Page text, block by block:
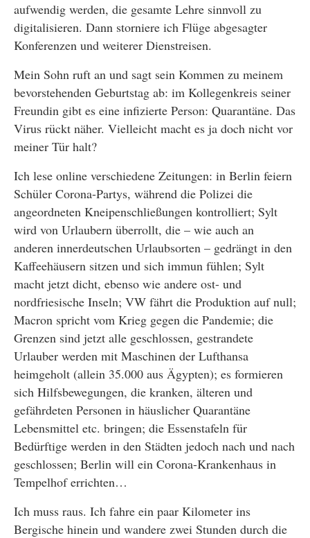
aufwendig werden, die gesamte Lehre sinnvoll zu
digitalisieren. Dann storniere ich Flüge abgesagter
Konferenzen und weiterer Dienstreisen.
Mein Sohn ruft an und sagt sein Kommen zu meinem
bevorstehenden Geburtstag ab: im Kollegenkreis seiner
Freundin gibt es eine infizierte Person: Quarantäne. Das
Virus rückt näher. Vielleicht macht es ja doch nicht vor
meiner Tür halt?
Ich lese online verschiedene Zeitungen: in Berlin feiern
Schüler Corona-Partys, während die Polizei die
angeordneten Kneipenschließungen kontrolliert; Sylt
wird von Urlaubern überrollt, die – wie auch an
anderen innerdeutschen Urlaubsorten – gedrängt in den
Kaffeehäusern sitzen und sich immun fühlen; Sylt
macht jetzt dicht, ebenso wie andere ost- und
nordfriesische Inseln; VW fährt die Produktion auf null;
Macron spricht vom Krieg gegen die Pandemie; die
Grenzen sind jetzt alle geschlossen, gestrandete
Urlauber werden mit Maschinen der Lufthansa
heimgeholt (allein 35.000 aus Ägypten); es formieren
sich Hilfsbewegungen, die kranken, älteren und
gefährdeten Personen in häuslicher Quarantäne
Lebensmittel etc. bringen; die Essenstafeln für
Bedürftige werden in den Städten jedoch nach und nach
geschlossen; Berlin will ein Corona-Krankenhaus in
Tempelhof errichten…
Ich muss raus. Ich fahre ein paar Kilometer ins
Bergische hinein und wandere zwei Stunden durch die